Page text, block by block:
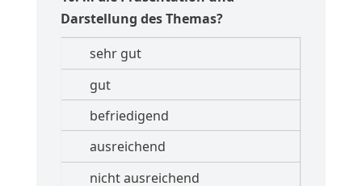
Darstellung des Themas?